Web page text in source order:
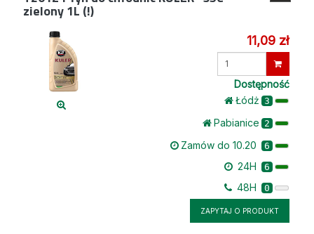
zielony 1L (!)
11,09 zł
Wprowadź
Dostępność
Łódż 3
Pabianice 2
Zamów do 10.20 6
24H 6
48H 0
ZAPYTAJ O PRODUKT